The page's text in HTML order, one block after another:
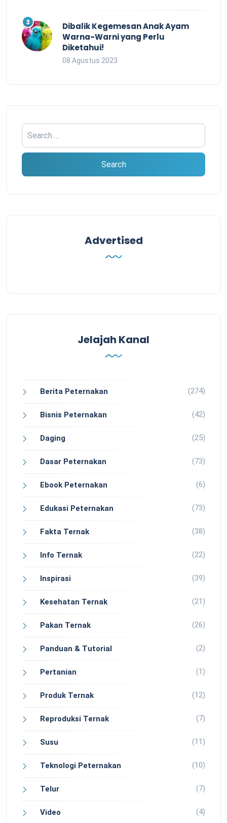
Dibalik Kegemesan Anak Ayam
Warna-Warni yang Perlu
Diketahui!
08 Agustus 2023
Advertised
Jelajah Kanal
Berita Peternakan (274)
Bisnis Peternakan (42)
Daging (25)
Dasar Peternakan (73)
Ebook Peternakan (6)
Edukasi Peternakan (73)
Fakta Ternak (38)
Info Ternak (22)
Inspirasi (39)
Kesehatan Ternak (21)
Pakan Ternak (26)
Panduan & Tutorial (2)
Pertanian (1)
Produk Ternak (12)
Reproduksi Ternak (7)
Susu (11)
Teknologi Peternakan (10)
Telur (7)
Video (4)